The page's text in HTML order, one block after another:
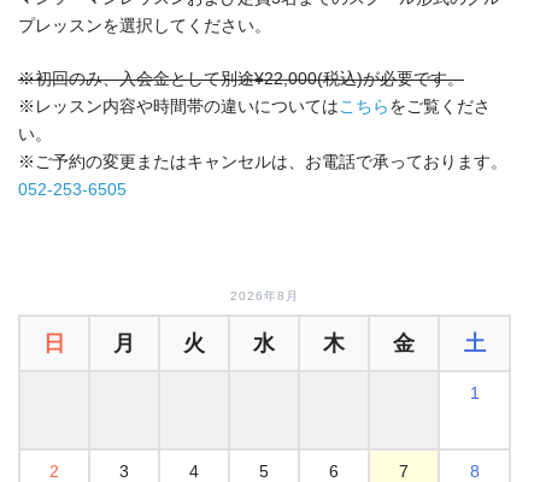
プレッスンを選択してください。
※初回のみ、入会金として別途¥22,000(税込)が必要です。
※レッスン内容や時間帯の違いについては こちら をご覧くださ
い。
※ご予約の変更またはキャンセルは、お電話で承っております。
052-253-6505
2026年8月
日 月 火 水 木 金 土
1
2 3 4 5 6 7 8